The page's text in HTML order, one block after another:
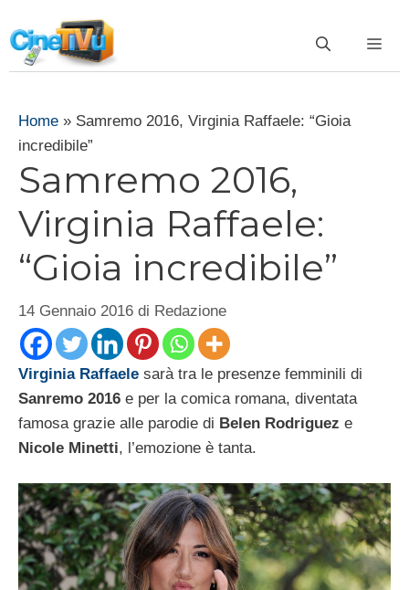
al
contenuto
Home » Samremo 2016, Virginia Raffaele: “Gioia
incredibile”
Samremo 2016,
Virginia Raffaele:
“Gioia incredibile”
14 Gennaio 2016 di Redazione
Virginia Raffaele sarà tra le presenze femminili di
Sanremo 2016 e per la comica romana, diventata
famosa grazie alle parodie di Belen Rodriguez e
Nicole Minetti, l’emozione è tanta.